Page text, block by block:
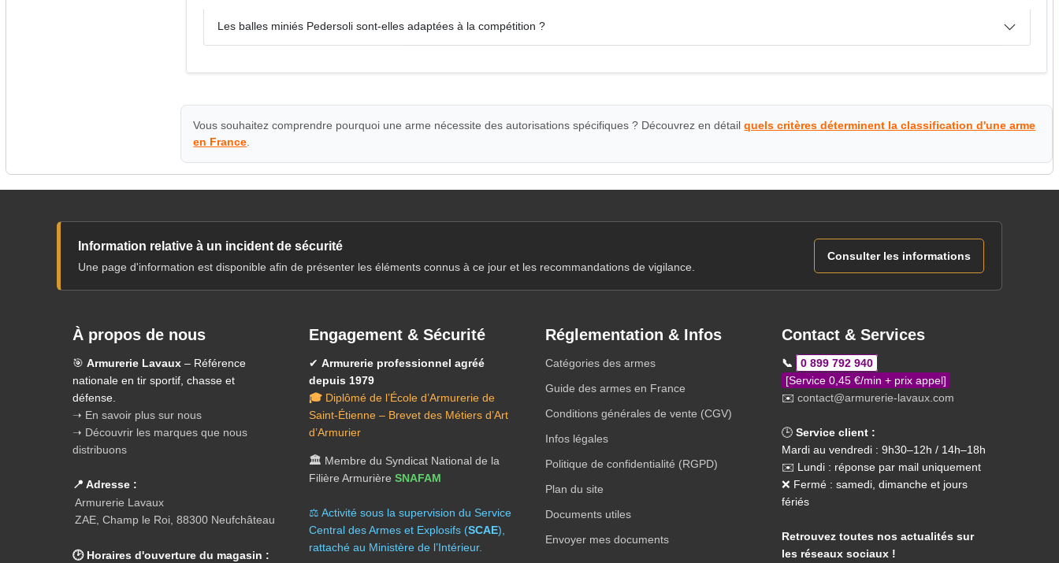
Les balles miniés Pedersoli sont-elles adaptées à la compétition ?
Vous souhaitez comprendre pourquoi une arme nécessite des autorisations spécifiques ? Découvrez en détailquels critères déterminent la classification d'une arme
en France.
Information relative à un incident de sécurité
Une page d'information est disponible afin de présenter les éléments connus à ce jour et les recommandations de vigilance.
Consulter les informations
À propos de nous
🎯 Armurerie Lavaux – Référence
nationale en tir sportif, chasse et
défense.
➝ En savoir plus sur nous
➝ Découvrir les marques que nous
distribuons
📍 Adresse :
Armurerie Lavaux
ZAE, Champ le Roi, 88300 Neufchâteau
🕑 Horaires d'ouverture du magasin :
Engagement & Sécurité
✔ Armurerie professionnel agréé
depuis 1979
🎓 Diplômé de l’École d’Armurerie de
Saint-Étienne – Brevet des Métiers d’Art
d’Armurier
🏛️ Membre du Syndicat National de la
Filière Armurière SNAFAM
⚖️ Activité sous la supervision du Service
Central des Armes et Explosifs (SCAE),
rattaché au Ministère de l’Intérieur.
Réglementation & Infos
Catégories des armes
Guide des armes en France
Conditions générales de vente (CGV)
Infos légales
Politique de confidentialité (RGPD)
Plan du site
Documents utiles
Envoyer mes documents
Contact & Services
📞
0 899 792 940
[Service 0,45 €/min + prix appel]
✉️ contact@armurerie-lavaux.com
🕒 Service client :
Mardi au vendredi : 9h30–12h / 14h–18h
✉️ Lundi : réponse par mail uniquement
❌ Fermé : samedi, dimanche et jours
fériés
Retrouvez toutes nos actualités sur
les réseaux sociaux !